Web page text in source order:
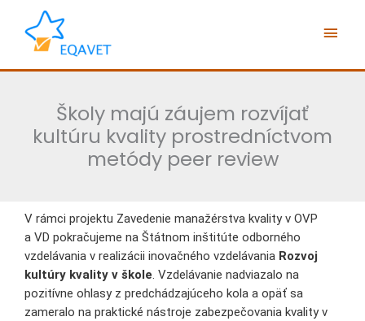
Preskočiť
obsah
Školy majú záujem rozvíjať
kultúru kvality prostredníctvom
metódy peer review
V rámci projektu Zavedenie manažérstva kvality v OVP
a VD pokračujeme na Štátnom inštitúte odborného
vzdelávania v realizácii inovačného vzdelávania Rozvoj
kultúry kvality v škole. Vzdelávanie nadviazalo na
pozitívne ohlasy z predchádzajúceho kola a opäť sa
zameralo na praktické nástroje zabezpečovania kvality v